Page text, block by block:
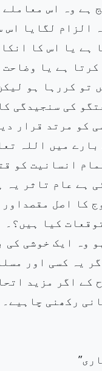
ہے وہ اس
لگایا اس
ہے یا اس کا
ہے یا
تو کررہا ہو
کی سنجیدگی
کو مرتد قرار
میں اللہ
انسانیت کو
ہے عام تاثر یہ
کا اصل
کیا ہیں؟۔
وہ ایک خوشی کی
یہ کسی اور
کے اگر مزید
رکھنی